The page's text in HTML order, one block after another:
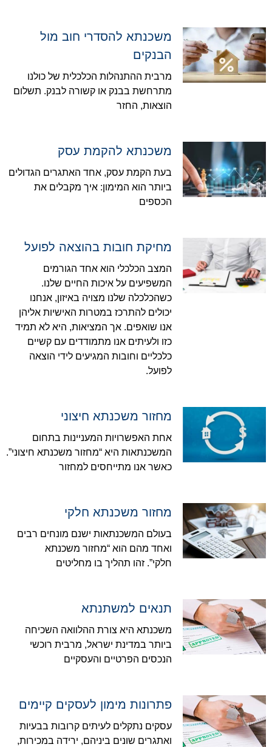
משכנתא להסדרי חוב מול
הבנקים
מרבית ההתנהלות הכלכלית של כולנו
מתרחשת בבנק או קשורה לבנק. תשלום
הוצאות, החזר
משכנתא להקמת עסק
בעת הקמת עסק, אחד האתגרים הגדולים
ביותר הוא המימון: איך מקבלים את
הכספים
מחיקת חובות בהוצאה לפועל
המצב הכלכלי הוא אחד הגורמים
המשפיעים על איכות החיים שלנו.
כשהכלכלה שלנו מצויה באיזון, אנחנו
יכולים להתרכז במטרות האישיות אליהן
אנו שואפים. אך המציאות, היא לא תמיד
כזו ולעיתים אנו מתמודדים עם קשיים
כלכליים וחובות המגיעים לידי הוצאה
לפועל.
מחזור משכנתא חיצוני
אחת האפשרויות המעניינות בתחום
המשכנתאות היא “מחזור משכנתא חיצוני”.
כאשר אנו מתייחסים למחזור
מחזור משכנתא חלקי
בעולם המשכנתאות ישנם מונחים רבים
ואחד מהם הוא “מחזור משכנתא
חלקי”. זהו תהליך בו מחליטים
תנאים למשתנתא
משכנתא היא צורת ההלוואה השכיחה
ביותר במדינת ישראל, מרבית רוכשי
הנכסים הפרטיים והעסקיים
פתרונות מימון לעסקים קיימים
עסקים נתקלים לעיתים קרובות בבעיות
ואתגרים שונים ביניהם, ירידה במכירות,